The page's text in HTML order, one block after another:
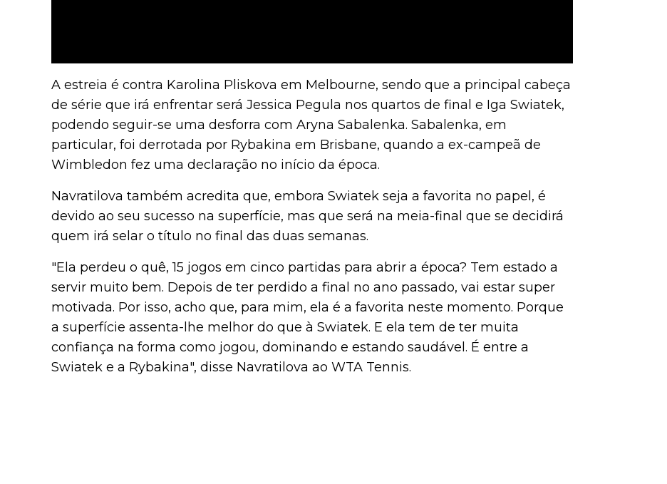
A estreia é contra Karolina Pliskova em Melbourne, sendo que a principal cabeça
de série que irá enfrentar será Jessica Pegula nos quartos de final e Iga Swiatek,
podendo seguir-se uma desforra com Aryna Sabalenka. Sabalenka, em
particular, foi derrotada por Rybakina em Brisbane, quando a ex-campeã de
Wimbledon fez uma declaração no início da época.
Navratilova também acredita que, embora Swiatek seja a favorita no papel, é
devido ao seu sucesso na superfície, mas que será na meia-final que se decidirá
quem irá selar o título no final das duas semanas.
"Ela perdeu o quê, 15 jogos em cinco partidas para abrir a época? Tem estado a
servir muito bem. Depois de ter perdido a final no ano passado, vai estar super
motivada. Por isso, acho que, para mim, ela é a favorita neste momento. Porque
a superfície assenta-lhe melhor do que à Swiatek. E ela tem de ter muita
confiança na forma como jogou, dominando e estando saudável. É entre a
Swiatek e a Rybakina", disse Navratilova ao WTA Tennis.